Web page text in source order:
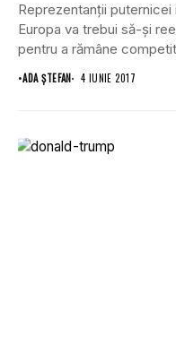
Reprezentanţii
Europa va trebui să-şi
pentru a rămâne
•ADA ȘTEFAN 4 IUNIE 2017